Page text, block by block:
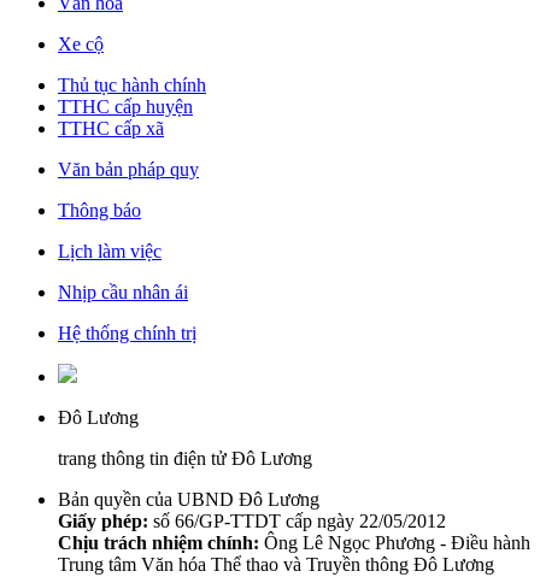
Xe cộ
Thủ tục hành chính
TTHC cấp huyện
TTHC cấp xã
Văn bản pháp quy
Thông báo
Lịch làm việc
Nhịp cầu nhân ái
Hệ thống chính trị
Đô Lương
trang thông tin điện tử Đô Lương
Bản quyền của UBND Đô Lương
Giấy phép: số 66/GP-TTDT cấp ngày 22/05/2012
Chịu trách nhiệm chính: Ông Lê Ngọc Phương - Điều hành
Trung tâm Văn hóa Thể thao và Truyền thông Đô Lương